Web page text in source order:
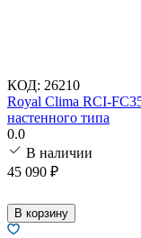
КОД: 26210
Royal Clima RCI-
настенного типа
0.0
В наличии
45 090 ₽
В корзину